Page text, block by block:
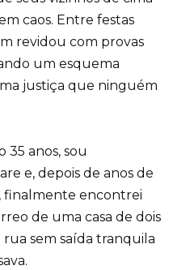
caos. Entre festas
revidou com provas
um esquema
justiça que ninguém
35 anos, sou
e, depois de anos de
finalmente encontrei
de uma casa de dois
sem saída tranquila